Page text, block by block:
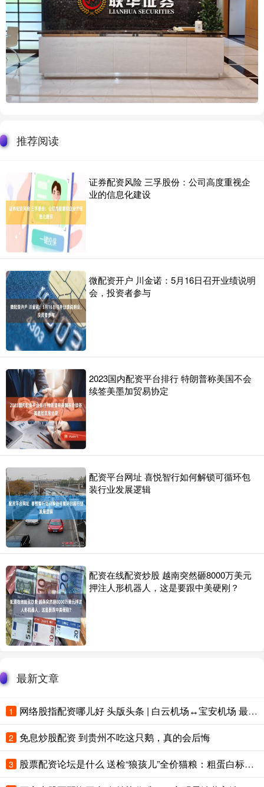
推荐阅读
证券配资风险 三孚股份：公司高度重视企
业的信息化建设
微配资开户 川金诺：5月16日召开业绩说明
会，投资者参与
2023国内配资平台排行 特朗普称美国不会
续签美墨加贸易协定
配资平台网址 喜悦智行如何解锁可循环包
装行业发展逻辑
配资在线配资炒股 越南突然砸8000万美元
押注人形机器人，这是要跟中美硬刚？
最新文章
1 网络股指配资哪儿好 头版头条 | 白云机场↔宝安机场 最快不到100分钟
2 免息炒股配资 到贵州不吃这只鹅，真的会后悔
3 股票配资论坛是什么 送检“狼孩儿”全价猫粮：粗蛋白标注25%，实测仅15%